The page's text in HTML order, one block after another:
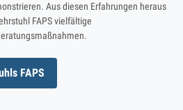
Aus diesen Erfahrungen heraus
FAPS vielfältige
FAPS